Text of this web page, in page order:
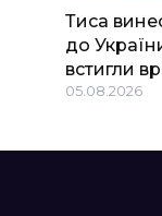
Тиса
до
встигли
05.08.2026